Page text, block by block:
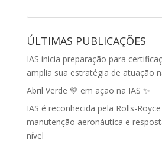
ÚLTIMAS PUBLICAÇÕES
IAS inicia preparação para
amplia sua estratégia de atuação
Abril Verde 💚 em ação na IAS ✨
IAS é reconhecida pela Rolls-
manutenção aeronáutica e
nível